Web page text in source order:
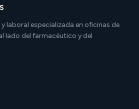
laboral especializada en oficinas de
lado del farmacéutico y del